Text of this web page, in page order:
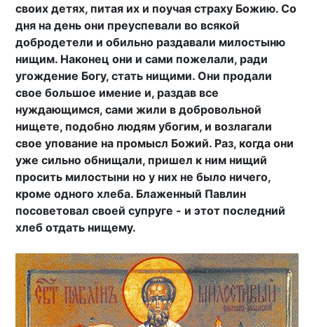
своих детях, питая их и поучая страху Божию. Со
дня на день они преуспевали во всякой
добродетели и обильно раздавали милостыню
нищим. Наконец они и сами пожелали, ради
угождение Богу, стать нищими. Они продали
свое большое имение и, раздав все
нуждающимся, сами жили в добровольной
нищете, подобно людям убогим, и возлагали
свое упование на промысл Божий. Раз, когда они
уже сильно обнищали, пришел к ним нищий
просить милостыни но у них не было ничего,
кроме одного хлеба. Блаженный Павлин
посоветовал своей супруге - и этот последний
хлеб отдать нищему.